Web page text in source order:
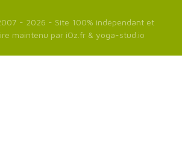
- 2026 - Site 100% indépendant et
maintenu par iOz.fr & yoga-stud.io